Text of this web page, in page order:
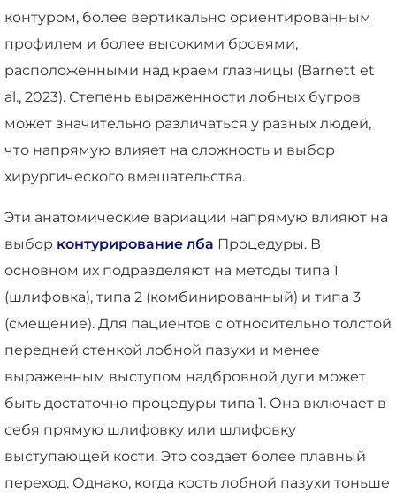
контуром, более вертикально ориентированным
профилем и более высокими бровями,
расположенными над краем глазницы (Barnett et
al., 2023). Степень выраженности лобных бугров
может значительно различаться у разных людей,
что напрямую влияет на сложность и выбор
хирургического вмешательства.
Эти анатомические вариации напрямую влияют на
выбор контурирование лба Процедуры. В
основном их подразделяют на методы типа 1
(шлифовка), типа 2 (комбинированный) и типа 3
(смещение). Для пациентов с относительно толстой
передней стенкой лобной пазухи и менее
выраженным выступом надбровной дуги может
быть достаточно процедуры типа 1. Она включает в
себя прямую шлифовку или шлифовку
выступающей кости. Это создает более плавный
переход. Однако, когда кость лобной пазухи тоньше